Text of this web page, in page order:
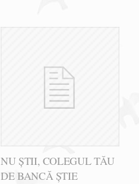
NU ȘTII, COLEGUL TĂU
DE BANCĂ ȘTIE